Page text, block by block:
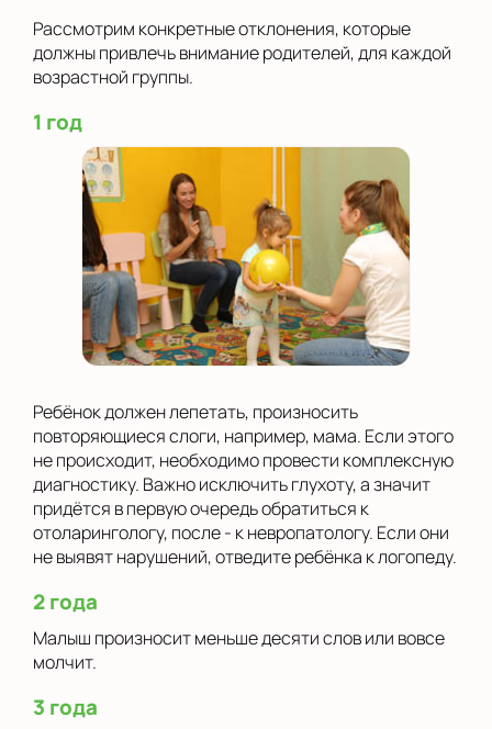
Рассмотрим конкретные отклонения, которые
должны привлечь внимание родителей, для каждой
возрастной группы.
1 год
Ребёнок должен лепетать, произносить
повторяющиеся слоги, например, мама. Если этого
не происходит, необходимо провести комплексную
диагностику. Важно исключить глухоту, а значит
придётся в первую очередь обратиться к
отоларингологу, после - к невропатологу. Если они
не выявят нарушений, отведите ребёнка к логопеду.
2 года
Малыш произносит меньше десяти слов или вовсе
молчит.
3 года